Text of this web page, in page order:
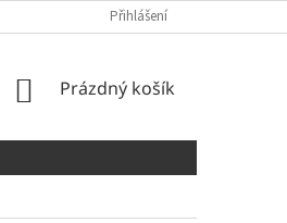
Přihlášení
NÁKUPNÍ
Prázdný košík